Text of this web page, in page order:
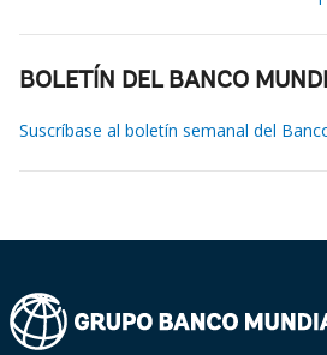
BOLETÍN DEL BANCO
Suscríbase al boletín semanal del